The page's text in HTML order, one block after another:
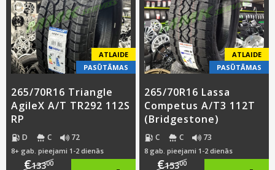
€142.00.
is:
€97.00.
€128.00.
is:
€105.00.
ATLAIDE
PASŪTĀMAS
265/70R16 Triangle
AgileX A/T TR292 112S
RP
D C 72
8+ gab. pieejami 1-2 dienās
€13300
ATLAIDE
PASŪTĀMAS
265/70R16 Lassa
Competus A/T3 112T
(Bridgestone)
C C 73
8 gab. pieejami 1-2 dienās
€15300